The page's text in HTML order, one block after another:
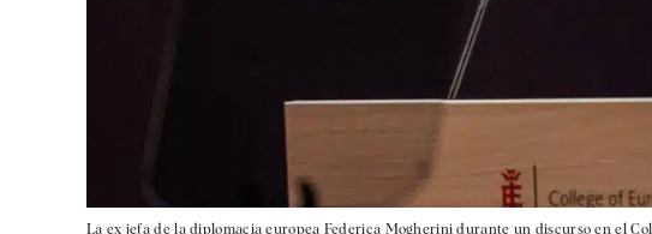
La ex jefa de la diplomacia europea Federica Mogherini durante un discurso en el